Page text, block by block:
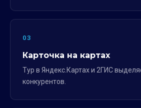
03
Карточка на картах
Тур в Яндекс.Картах и 2ГИС
конкурентов.